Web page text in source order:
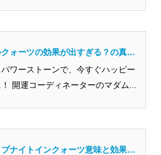
ォーツの効果が出すぎる？の真相
プロが解説
ワーストーンで、今すぐハッピー
開運コーディネーターのマダム...
ナイトインクォーツ意味と効果！